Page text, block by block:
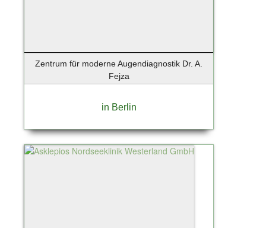
Zentrum für moderne Augendiagnostik Dr. A.
Fejza
in Berlin